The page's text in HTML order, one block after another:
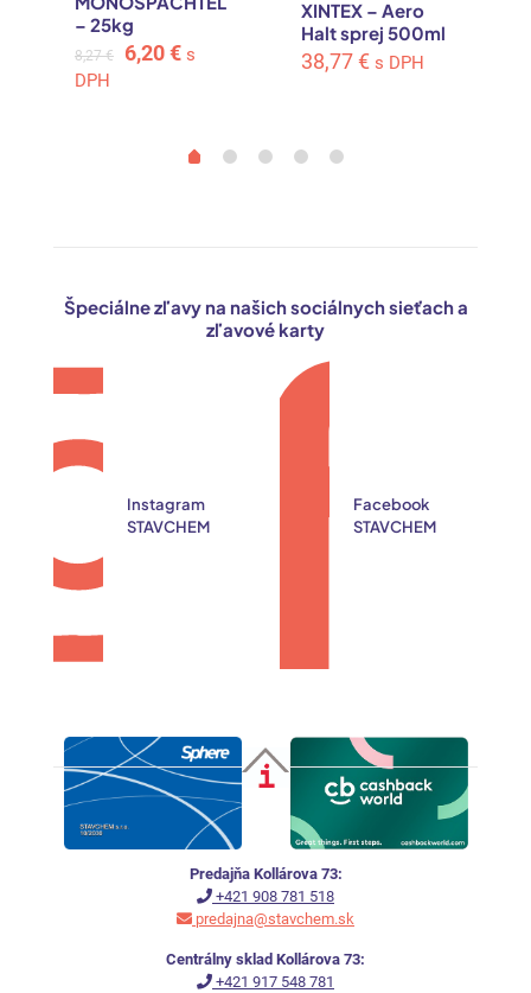
– 25kg
8,27€
Original
6,20€Current
s
DPH
XINTEX – Aero
Halt sprej 500ml
38,77€ s DPH
Špeciálne zľavy na našich sociálnych sieťach a
zľavové karty
Instagram
STAVCHEM
Facebook
STAVCHEM
Predajňa Kollárova 73:
+421 908 781 518
predajna@stavchem.sk
Centrálny sklad Kollárova 73:
+421 917 548 781